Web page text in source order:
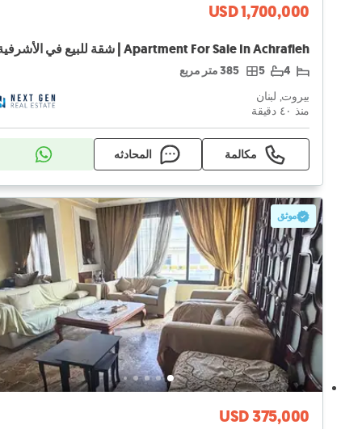
USD 1,700,000
Apartment For Sale In Achrafieh | شقة للبيع في الأشرفية
4
5 385 متر مربع
بيروت, لبنان
منذ ٤۰ دقيقة
مكالمة المحادثه
موثق
USD 375,000